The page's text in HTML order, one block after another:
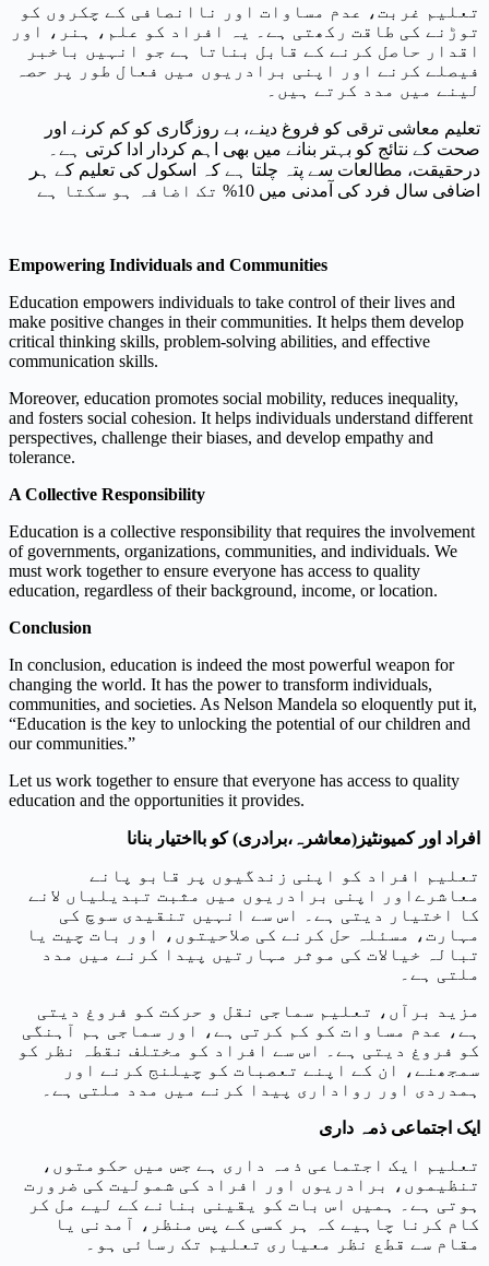
تعلیم غربت، عدم مساوات اور ناانصافی کے چکروں کو
توڑنے کی طاقت رکھتی ہے۔ یہ افراد کو علم، ہنر، اور
اقدار حاصل کرنے کے قابل بناتا ہے جو انہیں باخبر
فیصلے کرنے اور اپنی برادریوں میں فعال طور پر حصہ
لینے میں مدد کرتے ہیں۔
تعلیم معاشی ترقی کو فروغ دینے، بے روزگاری کو کم کرنے اور
صحت کے نتائج کو بہتر بنانے میں بھی اہم کردار ادا کرتی ہے۔
درحقیقت، مطالعات سے پتہ چلتا ہے کہ اسکول کی تعلیم کے ہر
اضافی سال فرد کی آمدنی میں 10% تک اضافہ ہو سکتا ہے
Empowering Individuals and Communities
Education empowers individuals to take control of their lives and
make positive changes in their communities. It helps them develop
critical thinking skills, problem-solving abilities, and effective
communication skills.
Moreover, education promotes social mobility, reduces inequality,
and fosters social cohesion. It helps individuals understand different
perspectives, challenge their biases, and develop empathy and
tolerance.
A Collective Responsibility
Education is a collective responsibility that requires the involvement
of governments, organizations, communities, and individuals. We
must work together to ensure everyone has access to quality
education, regardless of their background, income, or location.
Conclusion
In conclusion, education is indeed the most powerful weapon for
changing the world. It has the power to transform individuals,
communities, and societies. As Nelson Mandela so eloquently put it,
“Education is the key to unlocking the potential of our children and
our communities.”
Let us work together to ensure that everyone has access to quality
education and the opportunities it provides.
افراد اور کمیونٹیز(معاشرہ،برادری) کو بااختیار بنانا
تعلیم افراد کو اپنی زندگیوں پر قابو پانے
معاشرےاور اپنی برادریوں میں مثبت تبدیلیاں لانے
کا اختیار دیتی ہے۔ اس سے انہیں تنقیدی سوچ کی
مہارت، مسئلہ حل کرنے کی صلاحیتوں، اور بات چیت یا
تبالہ خیالات کی موثر مہارتیں پیدا کرنے میں مدد
ملتی ہے۔
مزید برآں، تعلیم سماجی نقل و حرکت کو فروغ دیتی
ہے، عدم مساوات کو کم کرتی ہے، اور سماجی ہم آہنگی
کو فروغ دیتی ہے۔ اس سے افراد کو مختلف نقطہ نظر کو
سمجھنے، ان کے اپنے تعصبات کو چیلنج کرنے اور
ہمدردی اور رواداری پیدا کرنے میں مدد ملتی ہے۔
ایک اجتماعی ذمہ داری
تعلیم ایک اجتماعی ذمہ داری ہے جس میں حکومتوں،
تنظیموں، برادریوں اور افراد کی شمولیت کی ضرورت
ہوتی ہے۔ ہمیں اس بات کو یقینی بنانے کے لیے مل کر
کام کرنا چاہیے کہ ہر کسی کے پس منظر، آمدنی یا
مقام سے قطع نظر معیاری تعلیم تک رسائی ہو۔